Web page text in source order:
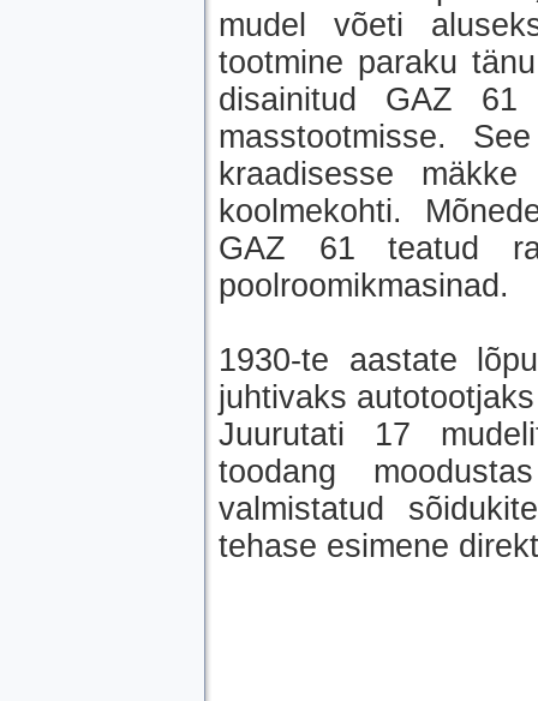
mudel võeti
tootmine paraku
disainitud GAZ
masstootmisse.
kraadisesse
koolmekohti.
GAZ 61 teatud
poolroomikmasinad.
1930-te aastate
juhtivaks
Juurutati 17
toodang
valmistatud
tehase esimene